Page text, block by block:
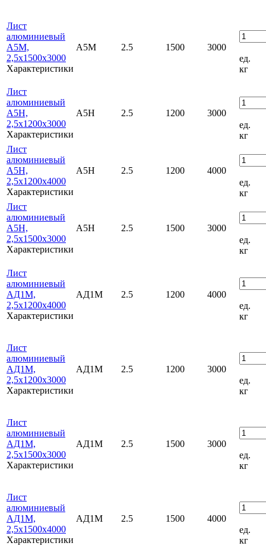
Лист
алюминиевый
А5М,
2,5х1500х3000
Характеристики
А5М 2.5 1500
3000
ед.
кг
Лист
алюминиевый
А5Н,
2,5х1200х3000
Характеристики
А5Н 2.5 1200
3000
ед.
кг
Лист
алюминиевый
А5Н,
2,5х1200х4000
Характеристики
А5Н 2.5 1200
4000
ед.
кг
Лист
алюминиевый
А5Н,
2,5х1500х3000
Характеристики
А5Н 2.5 1500
3000
ед.
кг
Лист
алюминиевый
АД1М,
2,5х1200х4000
Характеристики
АД1М 2.5 1200
4000
ед.
кг
Лист
алюминиевый
АД1М,
2,5х1200х3000
Характеристики
АД1М 2.5 1200
3000
ед.
кг
Лист
алюминиевый
АД1М,
2,5х1500х3000
Характеристики
АД1М 2.5 1500
3000
ед.
кг
Лист
алюминиевый
АД1М,
2,5х1500х4000
Характеристики
АД1М 2.5 1500
4000
ед.
кг